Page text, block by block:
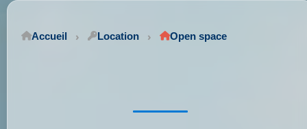
Accueil Location Open space